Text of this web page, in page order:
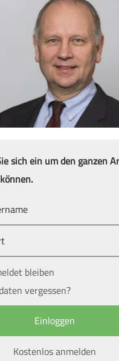
sich ein um den ganzen
bleiben
vergessen?
Kostenlos anmelden